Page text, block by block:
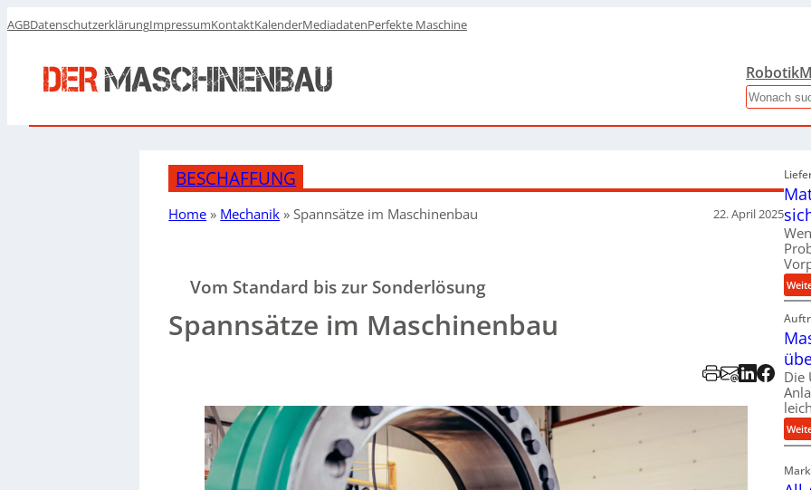
AGBDatenschutzerklärungImpressumKontaktKalenderMediadatenPerfekte Maschine
Robotik
Search
BESCHAFFUNG
Home » Mechanik »Spannsätze im Maschinenbau 22. April 2025
Vom Standard bis zur Sonderlösung
Spannsätze im Maschinenbau
Die